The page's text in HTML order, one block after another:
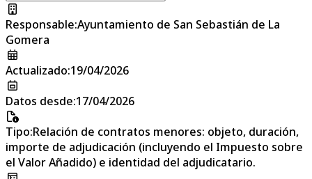
Responsable:Ayuntamiento de San Sebastián de La
Gomera
Actualizado:19/04/2026
Datos desde:17/04/2026
Tipo:Relación de contratos menores: objeto, duración,
importe de adjudicación (incluyendo el Impuesto sobre
el Valor Añadido) e identidad del adjudicatario.